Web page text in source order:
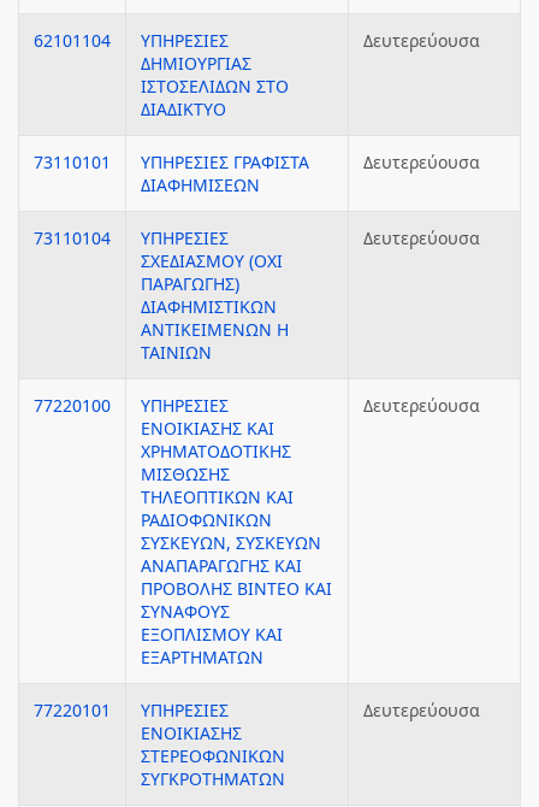
62101104
ΥΠΗΡΕΣΙΕΣ
ΔΗΜΙΟΥΡΓΙΑΣ
ΙΣΤΟΣΕΛΙΔΩΝ ΣΤΟ
ΔΙΑΔΙΚΤΥΟ
Δευτερεύουσα
73110101
ΥΠΗΡΕΣΙΕΣ ΓΡΑΦΙΣΤΑ
ΔΙΑΦΗΜΙΣΕΩΝ
Δευτερεύουσα
73110104
ΥΠΗΡΕΣΙΕΣ
ΣΧΕΔΙΑΣΜΟΥ (ΟΧΙ
ΠΑΡΑΓΩΓΗΣ)
ΔΙΑΦΗΜΙΣΤΙΚΩΝ
ΑΝΤΙΚΕΙΜΕΝΩΝ Η
ΤΑΙΝΙΩΝ
Δευτερεύουσα
77220100
ΥΠΗΡΕΣΙΕΣ
ΕΝΟΙΚΙΑΣΗΣ ΚΑΙ
ΧΡΗΜΑΤΟΔΟΤΙΚΗΣ
ΜΙΣΘΩΣΗΣ
ΤΗΛΕΟΠΤΙΚΩΝ ΚΑΙ
ΡΑΔΙΟΦΩΝΙΚΩΝ
ΣΥΣΚΕΥΩΝ, ΣΥΣΚΕΥΩΝ
ΑΝΑΠΑΡΑΓΩΓΗΣ ΚΑΙ
ΠΡΟΒΟΛΗΣ ΒΙΝΤΕΟ ΚΑΙ
ΣΥΝΑΦΟΥΣ
ΕΞΟΠΛΙΣΜΟΥ ΚΑΙ
ΕΞΑΡΤΗΜΑΤΩΝ
Δευτερεύουσα
77220101
ΥΠΗΡΕΣΙΕΣ
ΕΝΟΙΚΙΑΣΗΣ
ΣΤΕΡΕΟΦΩΝΙΚΩΝ
ΣΥΓΚΡΟΤΗΜΑΤΩΝ
Δευτερεύουσα